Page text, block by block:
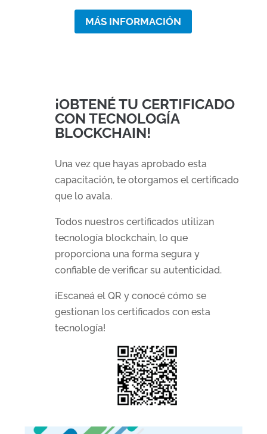
MÁS INFORMACIÓN
¡OBTENÉ TU CERTIFICADO
CON TECNOLOGÍA
BLOCKCHAIN!
Una vez que hayas aprobado esta
capacitación, te otorgamos el certificado
que lo avala.
Todos nuestros certificados utilizan
tecnología blockchain, lo que
proporciona una forma segura y
confiable de verificar su autenticidad.
¡Escaneá el QR y conocé cómo se
gestionan los certificados con esta
tecnología!